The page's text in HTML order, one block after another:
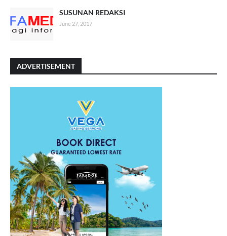
SUSUNAN REDAKSI
June 27, 2017
ADVERTISEMENT